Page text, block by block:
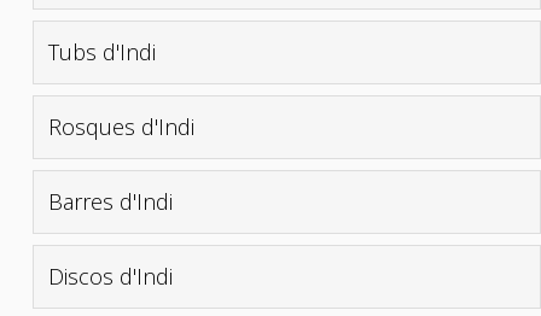
Tubs d'Indi
Rosques d'Indi
Barres d'Indi
Discos d'Indi